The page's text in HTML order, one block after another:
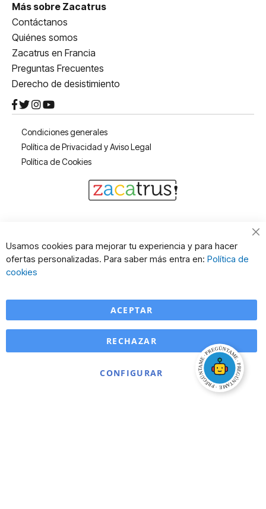
Más sobre Zacatrus
Contáctanos
Quiénes somos
Zacatrus en Francia
Preguntas Frecuentes
Derecho de desistimiento
Condiciones generales
Política de Privacidad y Aviso Legal
Política de Cookies
Usamos cookies para mejorar tu experiencia y para hacer
ofertas personalizadas. Para saber más entra en: Política de
cookies
ACEPTAR
CONFIGURAR
RECHAZAR